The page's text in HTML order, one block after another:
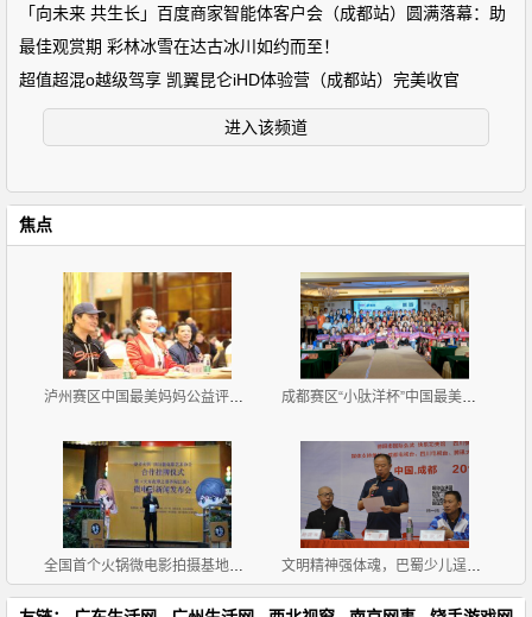
「向未来 共生长」百度商家智能体客户会（成都站）圆满落幕：助
最佳观赏期 彩林冰雪在达古冰川如约而至！
超值超混o越级驾享 凯翼昆仑iHD体验营（成都站）完美收官
进入该频道
焦点
泸州赛区中国最美妈妈公益评选大赛新闻发布会暨首场海 成都赛区“小肽洋杯”中国最美妈妈公益评选大赛首场海
全国首个火锅微电影拍摄基地挂牌《天方夜谭之耍爷闯江 文明精神强体魂，巴蜀少儿逞英豪